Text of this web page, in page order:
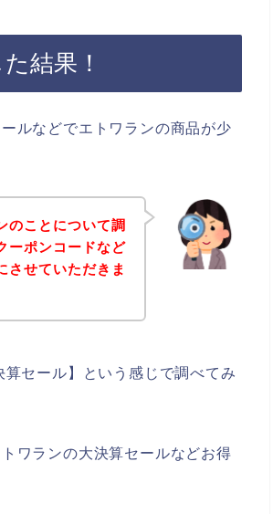
結果！
ルなどでエトワランの商品が少
のことについて調
ーポンコードなど
させていただきま
セール】という感じで調べてみ
ワランの大決算セールなどお得